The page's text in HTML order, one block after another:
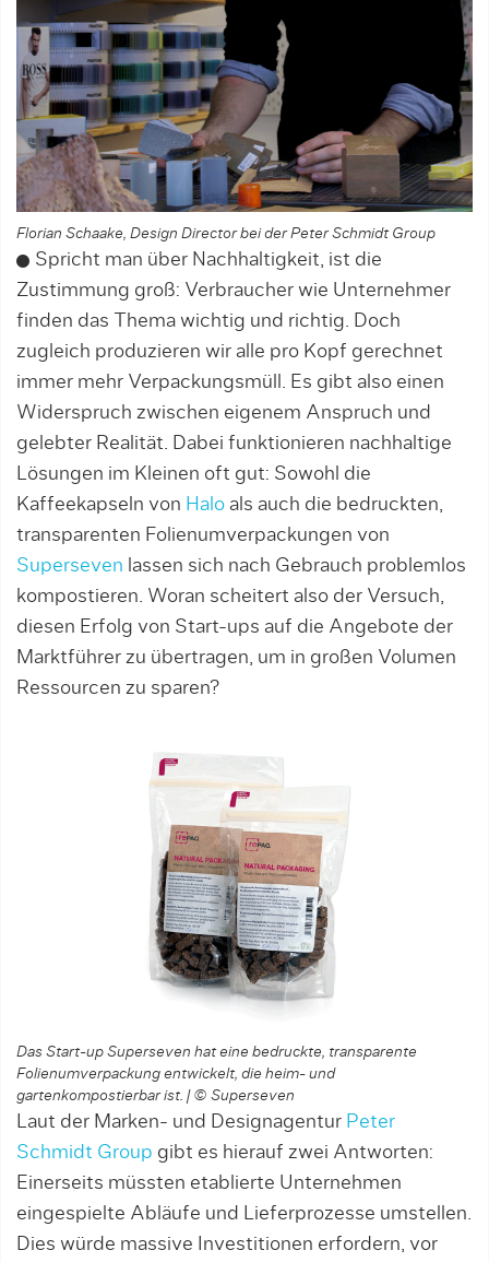
Florian Schaake, Design Director bei der Peter Schmidt Group
Spricht man über Nachhaltigkeit, ist die
Zustimmung groß: Verbraucher wie Unternehmer
finden das Thema wichtig und richtig. Doch
zugleich produzieren wir alle pro Kopf gerechnet
immer mehr Verpackungsmüll. Es gibt also einen
Widerspruch zwischen eigenem Anspruch und
gelebter Realität. Dabei funktionieren nachhaltige
Lösungen im Kleinen oft gut: Sowohl die
Kaffeekapseln von Halo als auch die bedruckten,
transparenten Folienumverpackungen von
Superseven lassen sich nach Gebrauch problemlos
kompostieren. Woran scheitert also der Versuch,
diesen Erfolg von Start-ups auf die Angebote der
Marktführer zu übertragen, um in großen Volumen
Ressourcen zu sparen?
Das Start-up Superseven hat eine bedruckte, transparente
Folienumverpackung entwickelt, die heim- und
gartenkompostierbar ist. | © Superseven
Laut der Marken- und Designagentur Peter
Schmidt Group gibt es hierauf zwei Antworten:
Einerseits müssten etablierte Unternehmen
eingespielte Abläufe und Lieferprozesse umstellen.
Dies würde massive Investitionen erfordern, vor